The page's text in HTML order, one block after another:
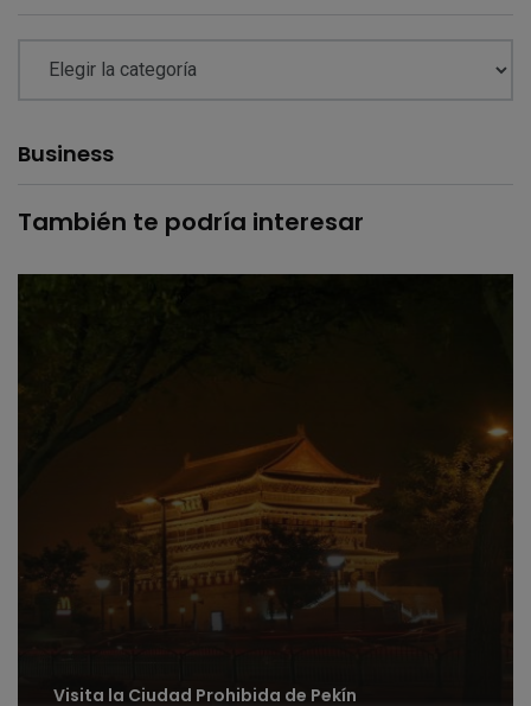
Business
También te podría interesar
Visita la Ciudad Prohibida de Pekín